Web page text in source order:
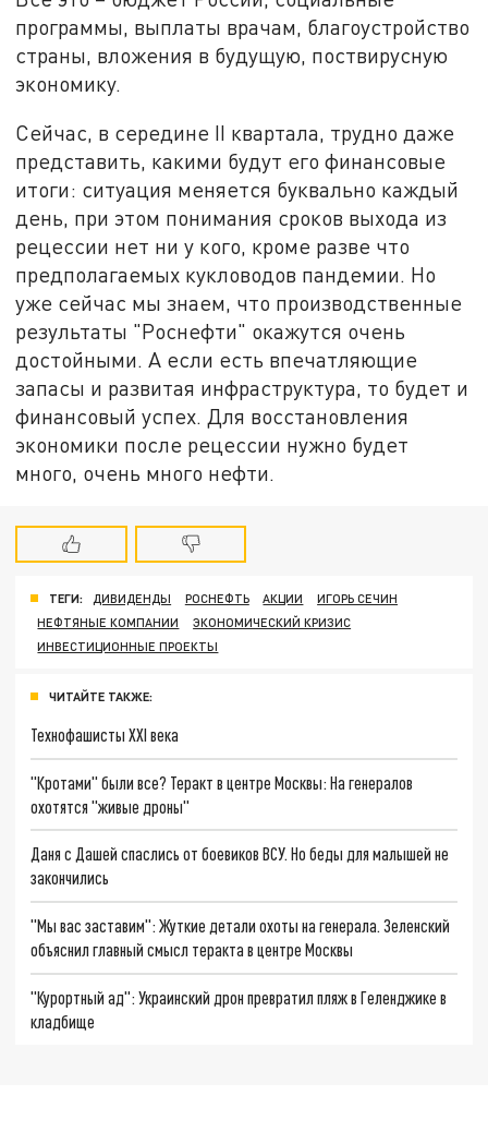
программы, выплаты врачам, благоустройство
страны, вложения в будущую, поствирусную
экономику.
Сейчас, в середине II квартала, трудно даже
представить, какими будут его финансовые
итоги: ситуация меняется буквально каждый
день, при этом понимания сроков выхода из
рецессии нет ни у кого, кроме разве что
предполагаемых кукловодов пандемии. Но
уже сейчас мы знаем, что производственные
результаты "Роснефти" окажутся очень
достойными. А если есть впечатляющие
запасы и развитая инфраструктура, то будет и
финансовый успех. Для восстановления
экономики после рецессии нужно будет
много, очень много нефти.
ТЕГИ: ДИВИДЕНДЫ РОСНЕФТЬ АКЦИИ
ИГОРЬ СЕЧИН
НЕФТЯНЫЕ КОМПАНИИ
ЭКОНОМИЧЕСКИЙ КРИЗИС
ИНВЕСТИЦИОННЫЕ ПРОЕКТЫ
ЧИТАЙТЕ ТАКЖЕ:
Технофашисты XXI века
"Кротами" были все? Теракт в центре Москвы: На генералов
охотятся "живые дроны"
Даня с Дашей спаслись от боевиков ВСУ. Но беды для малышей не
закончились
"Мы вас заставим": Жуткие детали охоты на генерала. Зеленский
объяснил главный смысл теракта в центре Москвы
"Курортный ад": Украинский дрон превратил пляж в Геленджике в
кладбище